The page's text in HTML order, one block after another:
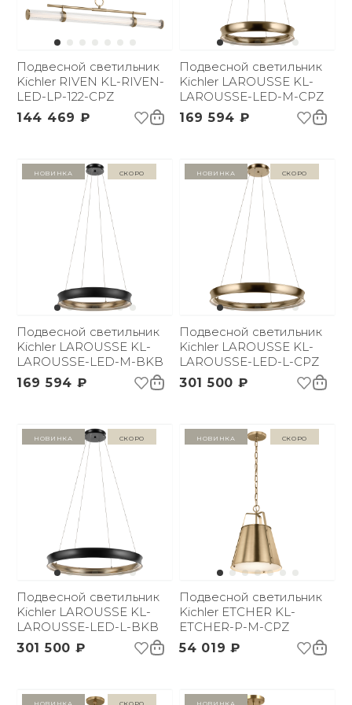
Подвесной светильник
Kichler RIVEN KL-RIVEN-
LED-LP-122-CPZ
144 469 ₽
Подвесной светильник
Kichler LAROUSSE KL-
LAROUSSE-LED-M-CPZ
169 594 ₽
Новинка Скоро
Подвесной светильник
Kichler LAROUSSE KL-
LAROUSSE-LED-M-BKB
169 594 ₽
Новинка Скоро
Подвесной светильник
Kichler LAROUSSE KL-
LAROUSSE-LED-L-CPZ
301 500 ₽
Новинка Скоро
Подвесной светильник
Kichler LAROUSSE KL-
LAROUSSE-LED-L-BKB
301 500 ₽
Новинка Скоро
Подвесной светильник
Kichler ETCHER KL-
ETCHER-P-M-CPZ
54 019 ₽
Новинка Скоро Новинка